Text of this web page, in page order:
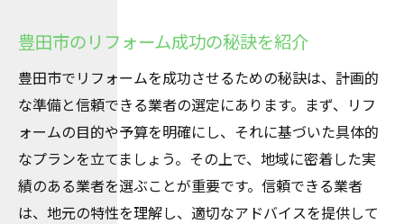
豊田市のリフォーム成功の秘訣を紹介
豊田市でリフォームを成功させるための秘訣は、計画的
な準備と信頼できる業者の選定にあります。まず、リフ
ォームの目的や予算を明確にし、それに基づいた具体的
なプランを立てましょう。その上で、地域に密着した実
績のある業者を選ぶことが重要です。信頼できる業者
は、地元の特性を理解し、適切なアドバイスを提供して